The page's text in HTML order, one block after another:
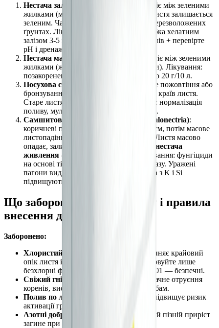
Нестача заліза (Fe)
: молоде листя жовтіє між зеленими
жилками (міжжилкова хлороз). Старе листя залишається
зеленим. Частіше при pH > 7,0 або на перезволожених
ґрунтах. Лікування: позакоренева обробка хелатним
залізом 3-5 г/10 л двічі з інтервалом 7 днів + перевірте
pH і дренаж.
Нестача магнію (Mg)
: старе листя жовтіє між зеленими
жилками (жилки залишаються зеленими). Лікування:
позакоренева обробка сульфатом магнію 20 г/10 л.
Посухова стресова реакція
: рівномірне пожовтіння або
бронзування, починаючи з кінчиків або країв листя.
Старе листя опадає першим. Лікування: нормалізація
поливу, мульчування під кущем (5-7 см).
Самшитовий пухирчастий некроз (Calonectria):
коричневі плями на листі з темним краєм, потім масове
листопадіння. На стеблах чорні смуги. Листя масово
опадає, залишаючи «лисі» гілки. Це
не нестача
живлення - це грибкова хвороба. Лікування: фунгіциди
на основі тіофанат-метилу або проклоразу. Уражені
пагони видаляють і спалюють. Добрива з K і Si
підвищують стійкість, але не лікують.
Що заборонено для самшиту і правила
внесення добрив
Заборонено:
Хлористий калій (KCl)
— хлор спричиняє крайовий
опік листя і загальний стрес. Використовуйте лише
безхлорні форми: наші SKU 19 і SKU 601 — безпечні.
Свіжий гній і пташиний послід
— аміачне отруєння
коренів, висока вологість сприяє хворобам.
Полив по листю при підживленні
— підвищує ризик
активації грибкових спор.
Азотні добрива після серпня
— ніжний пізній приріст
загине при перших морозах.